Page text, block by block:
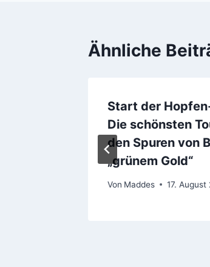
Ähnliche
Start der
Die schönsten
den Spuren von
„grünem Gold“
Von Maddes 17. August